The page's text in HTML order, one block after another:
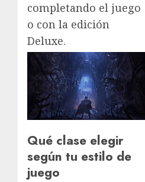
completando el juego
o con la edición
Deluxe.
Qué clase elegir
según tu estilo de
juego